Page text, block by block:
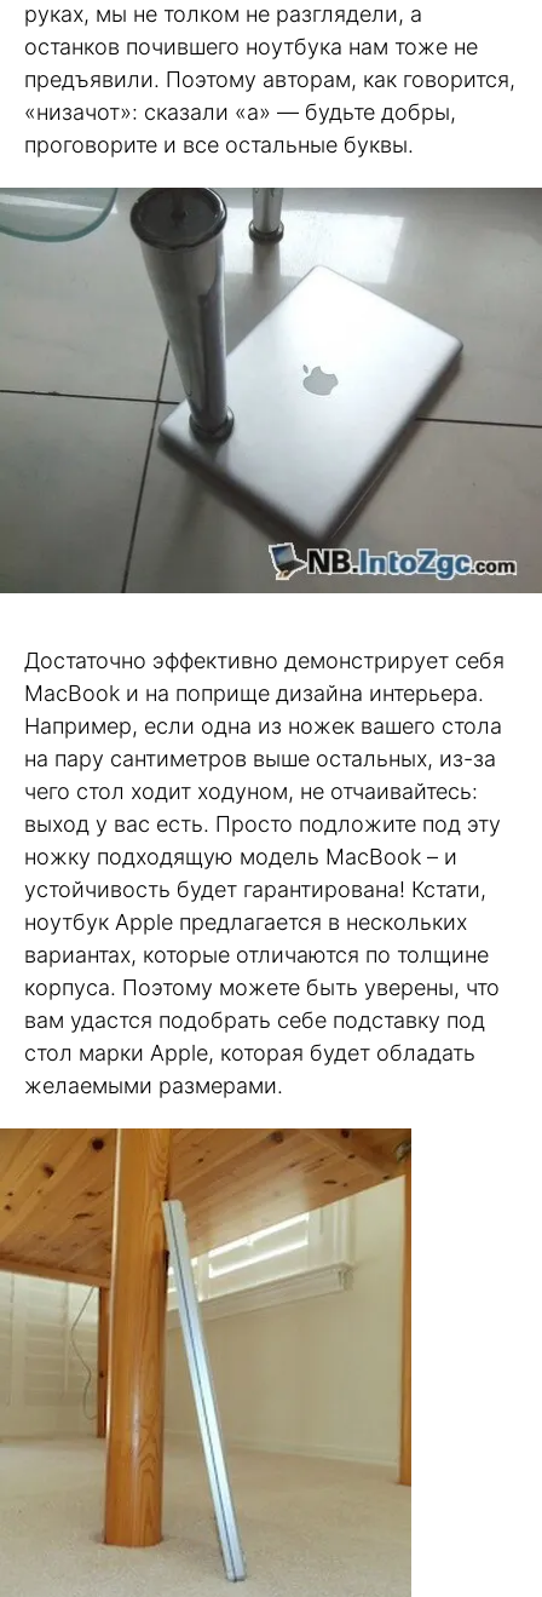
руках, мы не толком не разглядели, а
останков почившего ноутбука нам тоже не
предъявили. Поэтому авторам, как говорится,
«низачот»: сказали «а» — будьте добры,
проговорите и все остальные буквы.
Достаточно эффективно демонстрирует себя
MacBook и на поприще дизайна интерьера.
Например, если одна из ножек вашего стола
на пару сантиметров выше остальных, из-за
чего стол ходит ходуном, не отчаивайтесь:
выход у вас есть. Просто подложите под эту
ножку подходящую модель MacBook – и
устойчивость будет гарантирована! Кстати,
ноутбук Apple предлагается в нескольких
вариантах, которые отличаются по толщине
корпуса. Поэтому можете быть уверены, что
вам удастся подобрать себе подставку под
стол марки Apple, которая будет обладать
желаемыми размерами.